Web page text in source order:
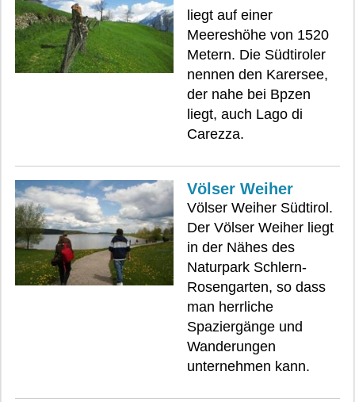
liegt auf einer
Meereshöhe von 1520
Metern. Die Südtiroler
nennen den Karersee,
der nahe bei Bpzen
liegt, auch Lago di
Carezza.
Völser Weiher
Völser Weiher Südtirol.
Der Völser Weiher liegt
in der Nähes des
Naturpark Schlern-
Rosengarten, so dass
man herrliche
Spaziergänge und
Wanderungen
unternehmen kann.